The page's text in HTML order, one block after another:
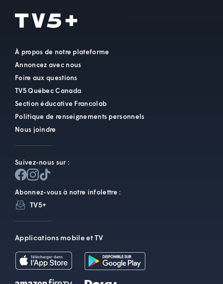
À propos de notre plateforme
Annoncez avec nous
Foire aux questions
TV5 Québec Canada
Section éducative Francolab
Politique de renseignements personnels
Nous joindre
Suivez-nous sur :
Abonnez-vous à notre infolettre :
TV5+
Applications mobile et TV